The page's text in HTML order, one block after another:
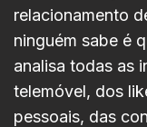
relacionamento
ninguém sabe é
analisa todas as
telemóvel, dos
pessoais, das